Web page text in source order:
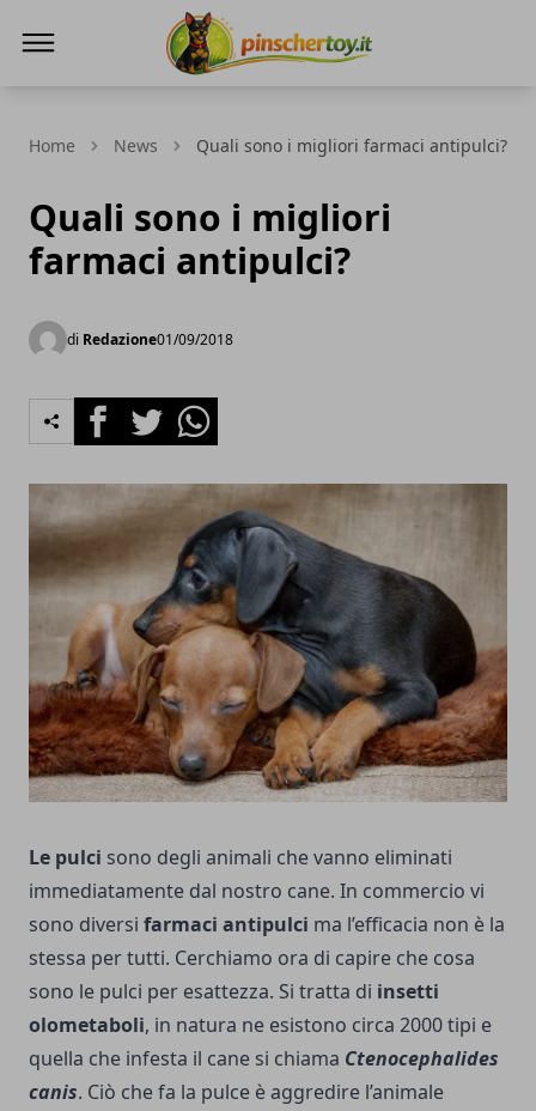
Home News Quali sono i migliori farmaci antipulci?
Quali sono i migliori
farmaci antipulci?
di Redazione01/09/2018
FacebookTwitterWhatsapp
Le pulci sono degli animali che vanno eliminati
immediatamente dal nostro cane. In commercio vi
sono diversi farmaci antipulci ma l’efficacia non è la
stessa per tutti. Cerchiamo ora di capire che cosa
sono le pulci per esattezza. Si tratta di insetti
olometaboli, in natura ne esistono circa 2000 tipi e
quella che infesta il cane si chiama Ctenocephalides
canis. Ciò che fa la pulce è aggredire l’animale